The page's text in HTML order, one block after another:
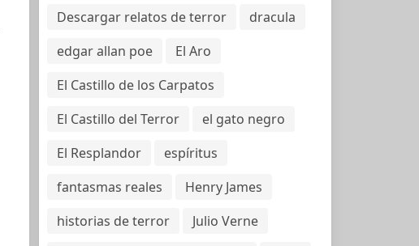
Descargar relatos de terror
dracula
edgar allan poe
El Aro
El Castillo de los Carpatos
El Castillo del Terror
el gato negro
El Resplandor
espíritus
fantasmas reales
Henry James
historias de terror
Julio Verne